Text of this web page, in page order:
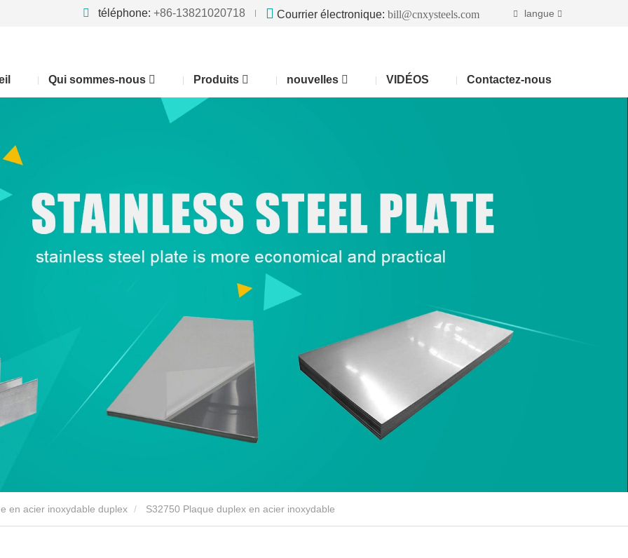
téléphone: +86-13821020718 Courrier électronique: bill@cnxysteels.com langue
Qui sommes-nous Produits nouvelles VIDÉOS Contactez-nous
en acier inoxydable duplex S32750 Plaque duplex en acier inoxydable